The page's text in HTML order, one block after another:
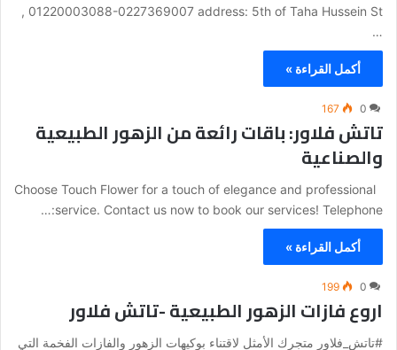
01220003088-0227369007 address: 5th of Taha Hussein St ,
…
أكمل القراءة »
0
167
تاتش فلاور: باقات رائعة من الزهور الطبيعية
والصناعية
Choose Touch Flower for a touch of elegance and professional
service. Contact us now to book our services! Telephone:…
أكمل القراءة »
0
199
اروع فازات الزهور الطبيعية -تاتش فلاور
#تاتش_فلاور متجرك الأمثل لاقتناء بوكيهات الزهور والفازات الفخمة التي